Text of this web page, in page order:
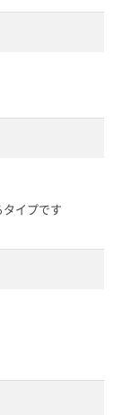
イプです